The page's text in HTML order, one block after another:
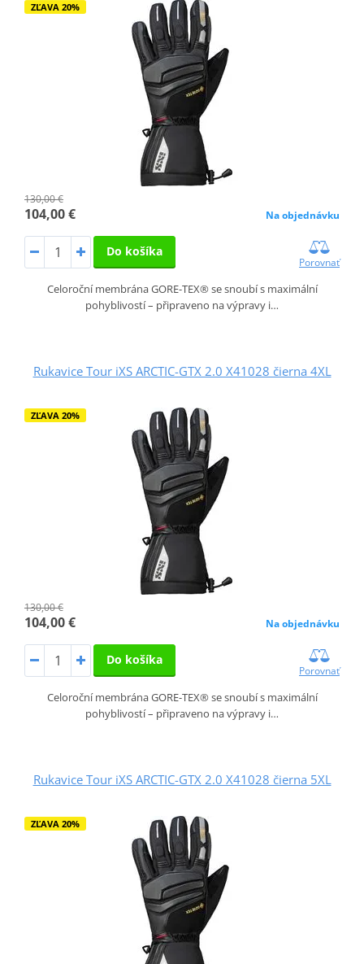
ZĽAVA 20%
130,00 €
104,00 € Na objednávku
Do košíka
Porovnať
Celoroční membrána GORE-TEX® se snoubí s maximální
pohyblivostí – připraveno na výpravy i…
Rukavice Tour iXS ARCTIC-GTX 2.0 X41028 čierna 4XL
ZĽAVA 20%
130,00 €
104,00 € Na objednávku
Do košíka
Porovnať
Celoroční membrána GORE-TEX® se snoubí s maximální
pohyblivostí – připraveno na výpravy i…
Rukavice Tour iXS ARCTIC-GTX 2.0 X41028 čierna 5XL
ZĽAVA 20%